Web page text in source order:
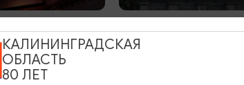
от Баха до
День Башенных
КАЛИНИНГРАДСКАЯ
ОБЛАСТЬ
80 ЛЕТ